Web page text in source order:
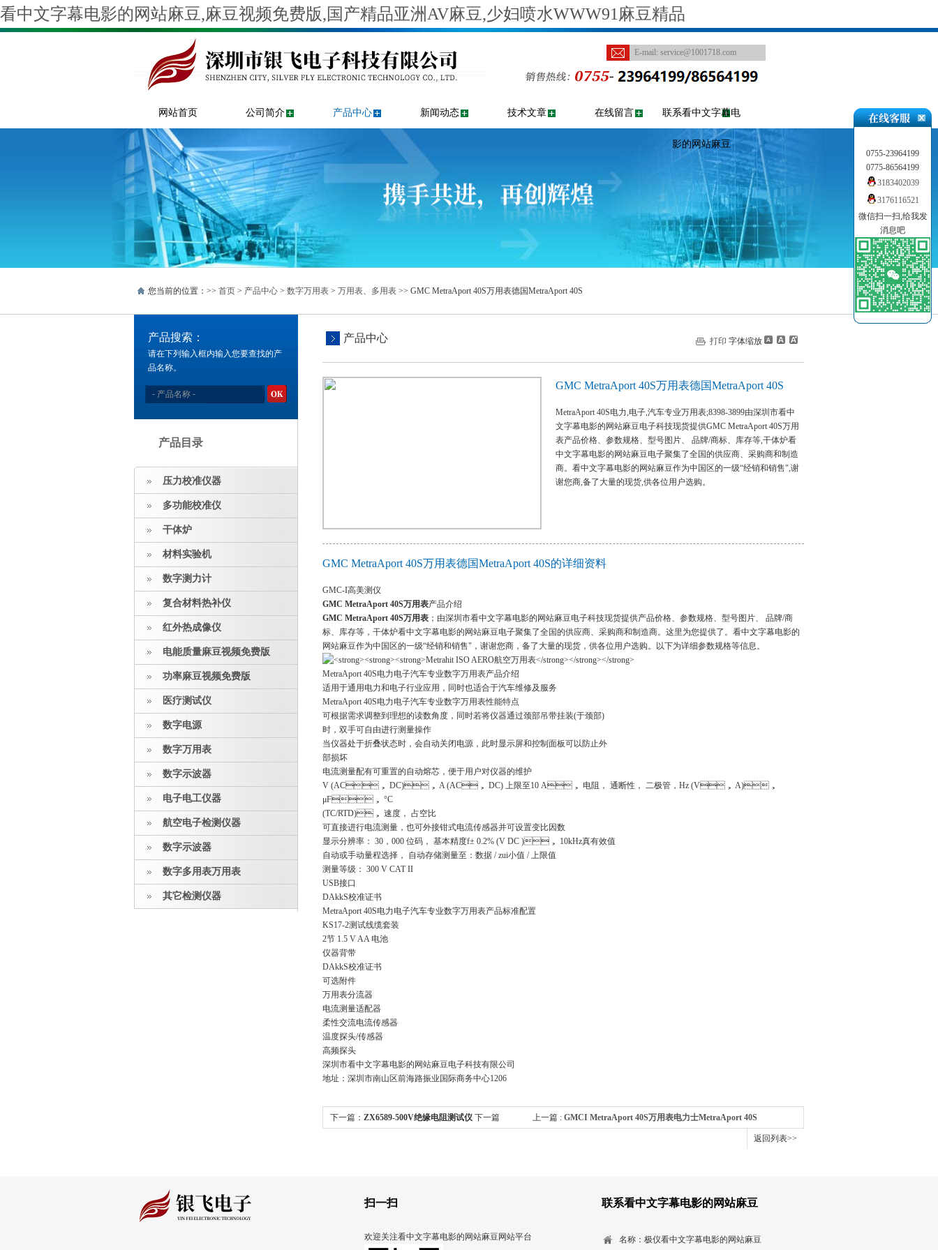
看中文字幕电影的网站麻豆,麻豆视频免费版,国产精品亚洲AV麻豆,少妇喷水WWW91麻豆精品
E-mail: service@1001718.com
网站首页 公司简介 产品中心 新闻动态 技术文章 在线留言 联系看中文字幕电
影的网站麻豆
您当前的位置：>> 首页 > 产品中心 > 数字万用表 > 万用表、多用表 >> GMC MetraAport 40S万用表德国MetraAport 40S
产品搜索：
请在下列输入框内输入您要查找的产
品名称。
产品目录
压力校准仪器
多功能校准仪
干体炉
材料实验机
数字测力计
复合材料热补仪
红外热成像仪
电能质量麻豆视频免费版
功率麻豆视频免费版
医疗测试仪
数字电源
数字万用表
数字示波器
电子电工仪器
航空电子检测仪器
数字示波器
数字多用表万用表
其它检测仪器
产品中心 打印 字体缩放
GMC MetraAport 40S万用表德国MetraAport 40S
MetraAport 40S电力,电子,汽车专业万用表;8398-3899由深圳市看中
文字幕电影的网站麻豆电子科技现货提供GMC MetraAport 40S万用
表产品价格、参数规格、型号图片、 品牌/商标、库存等,干体炉看
中文字幕电影的网站麻豆电子聚集了全国的供应商、采购商和制造
商。看中文字幕电影的网站麻豆作为中国区的一级“经销和销售",谢
谢您商,备了大量的现货,供各位用户选购。
GMC MetraAport 40S万用表德国MetraAport 40S的详细资料
GMC-I高美测仪
GMC MetraAport 40S万用表产品介绍
GMC MetraAport 40S万用表 ；由深圳市看中文字幕电影的网站麻豆电子科技现货提供产品价格、参数规格、型号图片、 品牌/商
标、库存等，干体炉看中文字幕电影的网站麻豆电子聚集了全国的供应商、采购商和制造商。这里为您提供了 。看中文字幕电影的
网站麻豆作为中国区的一级“经销和销售"，谢谢您商，备了大量的现货，供各位用户选购。以下为详细参数规格等信息。
MetraAport 40S电力电子汽车专业数字万用表产品介绍
适用于通用电力和电子行业应用，同时也适合于汽车维修及服务
MetraAport 40S电力电子汽车专业数字万用表性能特点
可根据需求调整到理想的读数角度，同时若将仪器通过颈部吊带挂装(于颈部)
时，双手可自由进行测量操作
当仪器处于折叠状态时，会自动关闭电源，此时显示屏和控制面板可以防止外
部损坏
电流测量配有可重置的自动熔芯，便于用户对仪器的维护
V (AC， DC)， A (AC， DC) 上限至10 A， 电阻， 通断性， 二极管，Hz (V， A)，
μF， °C
(TC/RTD)， 速度， 占空比
可直接进行电流测量，也可外接钳式电流传感器并可设置变比因数
显示分辨率： 30，000 位码， 基本精度f± 0.2% (V DC )， 10kHz真有效值
自动或手动量程选择， 自动存储测量至：数据 / zui小值 / 上限值
测量等级： 300 V CAT II
USB接口
DAkkS校准证书
MetraAport 40S电力电子汽车专业数字万用表产品标准配置
KS17-2测试线缆套装
2节 1.5 V AA 电池
仪器背带
DAkkS校准证书
可选附件
万用表分流器
电流测量适配器
柔性交流电流传感器
温度探头/传感器
高频探头
深圳市看中文字幕电影的网站麻豆电子科技有限公司
地址：深圳市南山区前海路振业国际商务中心1206
上一篇 : GMCI MetraAport 40S万用表电力士MetraAport 40S
下一篇： ZX6589-500V绝缘电阻测试仪 下一篇
返回列表>>
扫一扫
欢迎关注看中文字幕电影的网站麻豆网站平台
联系看中文字幕电影的网站麻豆
名称：极仪看中文字幕电影的网站麻豆
0755-23964199
0775-86564199
3183402039
3176116521
微信扫一扫,给我发
消息吧